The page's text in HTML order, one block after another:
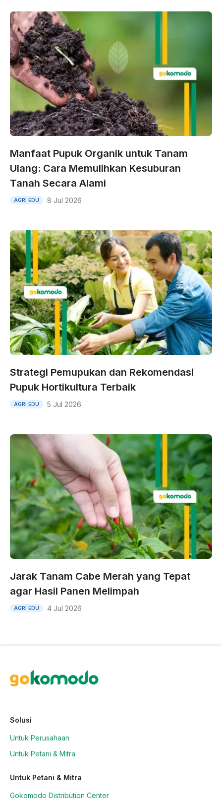
Manfaat Pupuk Organik untuk Tanam
Ulang: Cara Memulihkan Kesuburan
Tanah Secara Alami
AGRI EDU 8 Jul 2026
Strategi Pemupukan dan Rekomendasi
Pupuk Hortikultura Terbaik
AGRI EDU 5 Jul 2026
Jarak Tanam Cabe Merah yang Tepat
agar Hasil Panen Melimpah
AGRI EDU 4 Jul 2026
Solusi
Untuk Perusahaan
Untuk Petani & Mitra
Untuk Petani & Mitra
Gokomodo Distribution Center